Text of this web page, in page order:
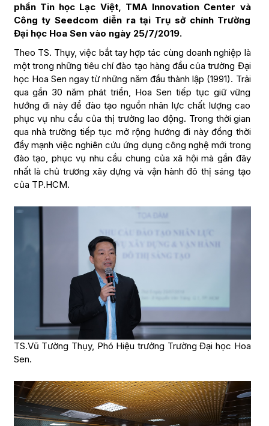
phần Tin học Lạc Việt, TMA Innovation Center và
Công ty Seedcom diễn ra tại Trụ sở chính Trường
Đại học Hoa Sen vào ngày 25/7/2019.
Theo TS. Thụy, việc bắt tay hợp tác cùng doanh nghiệp là
một trong những tiêu chí đào tạo hàng đầu của trường Đại
học Hoa Sen ngay từ những năm đầu thành lập (1991). Trải
qua gần 30 năm phát triển, Hoa Sen tiếp tục giữ vững
hướng đi này để đào tạo nguồn nhân lực chất lượng cao
phục vụ nhu cầu của thị trường lao động. Trong thời gian
qua nhà trường tiếp tục mở rộng hướng đi này đồng thời
đẩy mạnh việc nghiên cứu ứng dụng công nghệ mới trong
đào tạo, phục vụ nhu cầu chung của xã hội mà gần đây
nhất là chủ trương xây dựng và vận hành đô thị sáng tạo
của TP.HCM.
TS.Vũ Tường Thụy, Phó Hiệu trưởng Trường Đại học Hoa
Sen.